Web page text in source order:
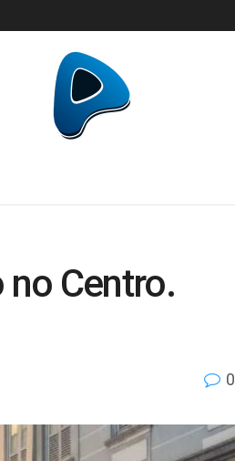
Centro.
0